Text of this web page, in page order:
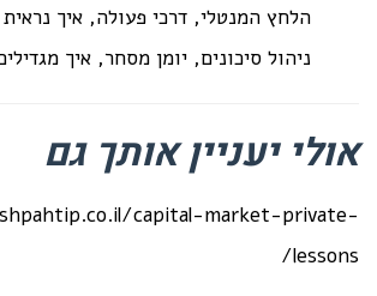
הלחץ המנטלי, דרכי פעולה, איך
ניהול סיכונים, יומן מסחר, איך
אולי יעניין אותך גם
capital-market-private-
lessons/